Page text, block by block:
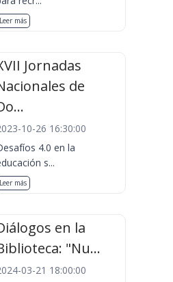
Leer más
Jornadas
de
10-26 16:30:00
4.0 en la
s...
Leer más
en la
"Nu...
03-21 18:00:00